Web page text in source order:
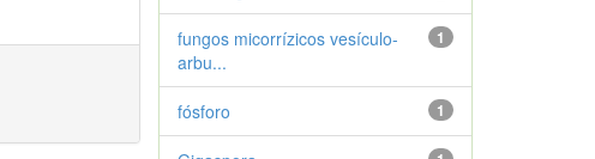
1
fungos micorrízicos vesículo-
arbu...
1
fósforo